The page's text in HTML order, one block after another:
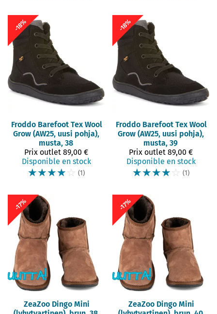
-18%
Froddo Barefoot Tex Wool
Grow (AW25, uusi pohja),
musta, 38
Prix outlet 89,00 €
Disponible en stock
☆☆☆☆☆ (1)
-18%
Froddo Barefoot Tex Wool
Grow (AW25, uusi pohja),
musta, 39
Prix outlet 89,00 €
Disponible en stock
☆☆☆☆☆ (1)
-17%
ZeaZoo Dingo Mini
-17%
ZeaZoo Dingo Mini